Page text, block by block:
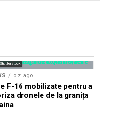
o zi ago
F-16 mobilizate pentru a
dronele de la granița